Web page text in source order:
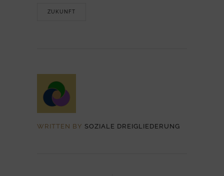
ZUKUNFT
WRITTEN BY SOZIALE DREIGLIEDERUNG